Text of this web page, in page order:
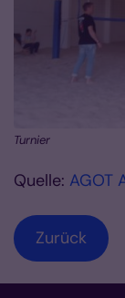
Turnier
Quelle: AGOT
Zurück